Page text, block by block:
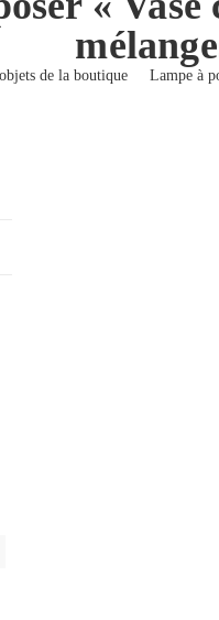
de la boutique Lampe à